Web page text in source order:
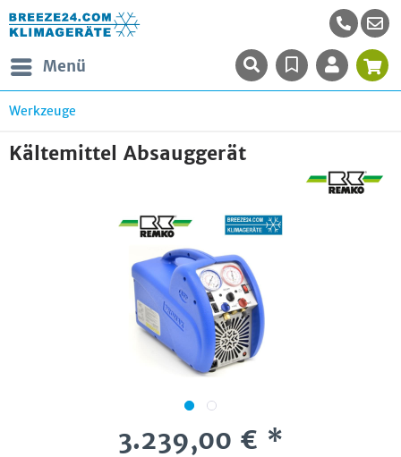
Menü
Werkzeuge
Kältemittel Absauggerät
3.239,00 € *